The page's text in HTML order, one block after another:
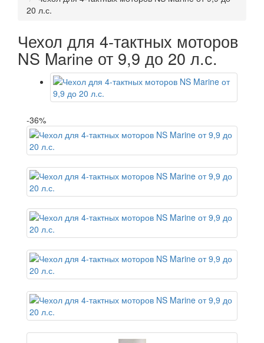
20 л.с.
Чехол для 4-тактных моторов
NS Marine от 9,9 до 20 л.с.
-36%